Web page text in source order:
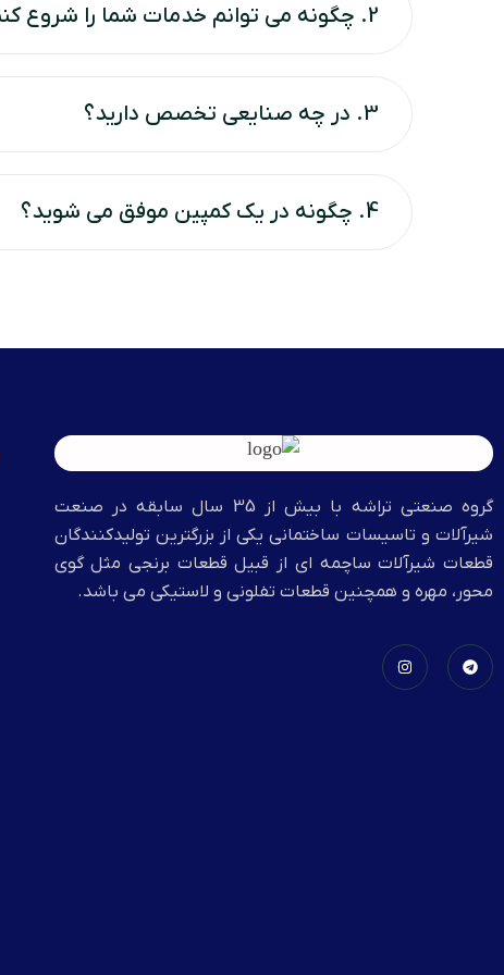
2. چگونه می توانم خدمات شما را شروع کنم؟
3. در چه صنایعی تخصص دارید؟
4. چگونه در یک کمپین موفق می شوید؟
گروه صنعتي تراشه با بيش از 35 سال سابقه در صنعت
شیرآلات و تاسیسات ساختمانی یکی از بزرگترین تولیدکنندگان
قطعات شیرآلات ساچمه ای از قبیل قطعات برنجی مثل گوی
محور، مهره و همچنین قطعات تفلونی و لاستیکی می باشد.